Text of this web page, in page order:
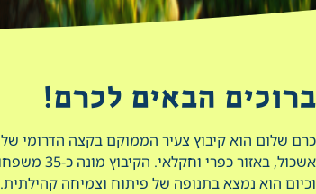
ברוכים הבאים לכרם!
כרם שלום הוא קיבוץ צעיר הממוקם בקצה הדרומי
אשכול, באזור
וכיום הוא נמצא בתנופה של פיתוח וצמיחה קהילתית.